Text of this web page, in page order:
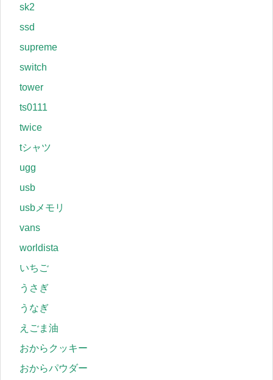
sk2
ssd
supreme
switch
tower
ts0111
twice
tシャツ
ugg
usb
usbメモリ
vans
worldista
いちご
うさぎ
うなぎ
えごま油
おからクッキー
おからパウダー